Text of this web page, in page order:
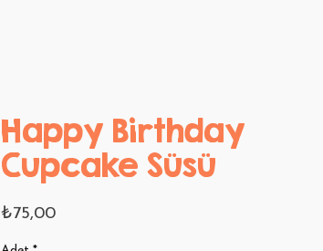
Happy Birthday
Cupcake Süsü
₺75,00Fiyat